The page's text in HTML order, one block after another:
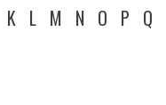
K L M N O P Q